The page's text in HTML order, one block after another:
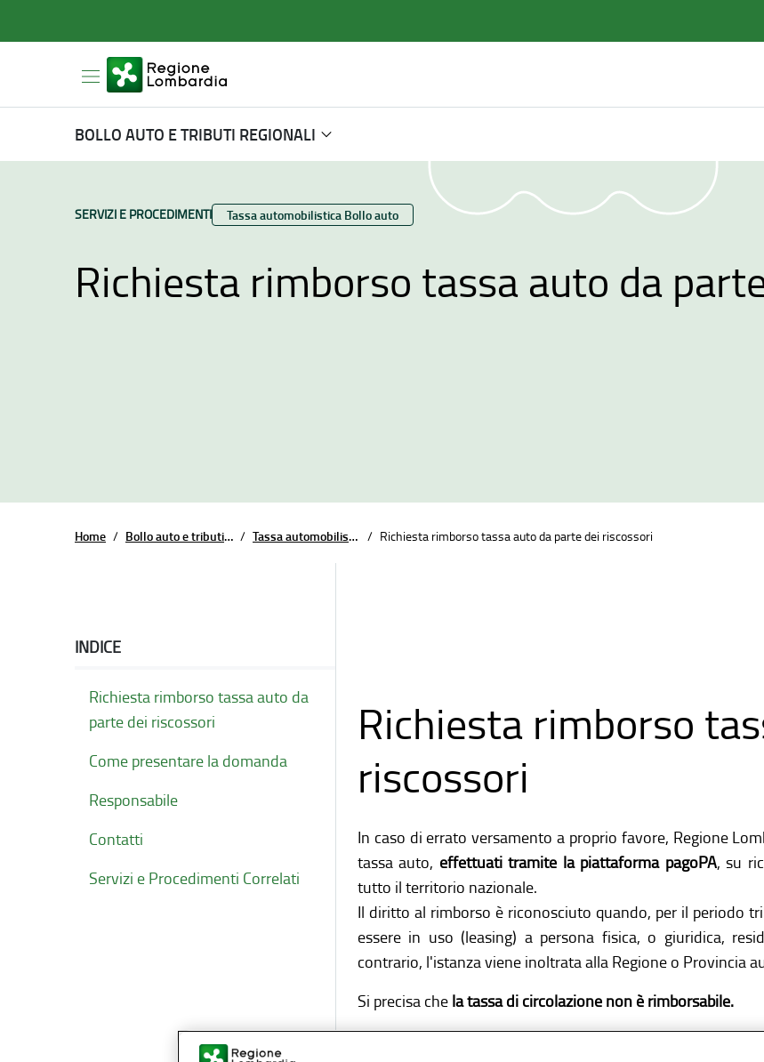
BOLLO AUTO E TRIBUTI REGIONALI
TIPO CONTENUTO:
SERVIZI E PROCEDIMENTI Categoria:
Tassa automobilistica Bollo auto
Richiesta rimborso tassa auto da
Home / Bollo auto e tributi regionali / Tassa automobilistica - Bollo auto / Richiesta rimborso tassa auto da parte dei riscossori
INDICE
Richiesta rimborso tassa auto da
parte dei riscossori
Come presentare la domanda
Responsabile
Contatti
Servizi e Procedimenti Correlati
Richiesta rimborso
riscossori
In caso di errato versamento a proprio favore, Regione
tassa auto, effettuati tramite la piattaforma pagoPA, su
tutto il territorio nazionale.
Il diritto al rimborso è riconosciuto quando, per il periodo
essere in uso (leasing) a persona fisica, o giuridica,
contrario, l'istanza viene inoltrata alla Regione o Provincia
Si precisa che la tassa di circolazione non è rimborsabile.